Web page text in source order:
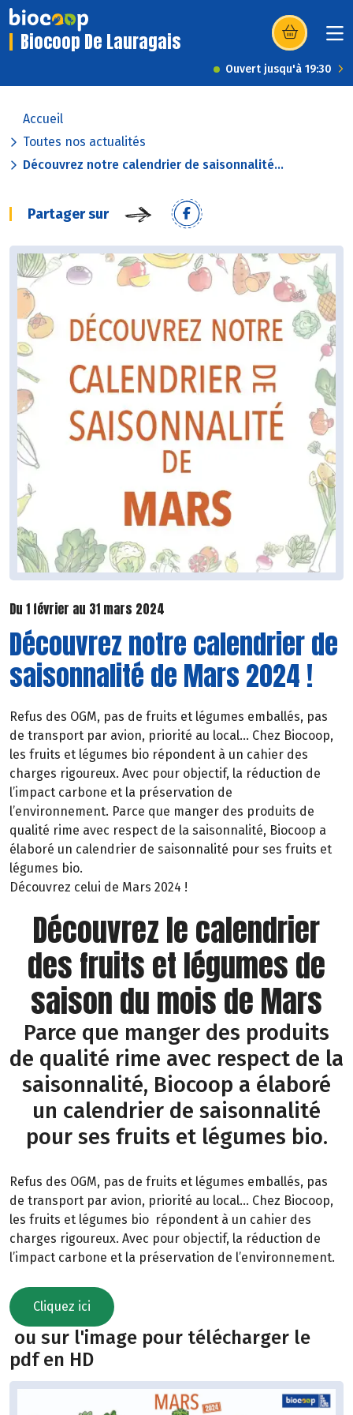
Biocoop De Lauragais (s’ouvre dans
Ouvert jusqu'à 19:30
Accueil
Toutes nos actualités
Découvrez notre calendrier de saisonnalité...
Partager sur
Du 1 février au 31 mars 2024
Découvrez notre calendrier de
saisonnalité de Mars 2024 !
Refus des OGM, pas de fruits et légumes emballés, pas
de transport par avion, priorité au local… Chez Biocoop,
les fruits et légumes bio répondent à un cahier des
charges rigoureux. Avec pour objectif, la réduction de
l’impact carbone et la préservation de
l’environnement. Parce que manger des produits de
qualité rime avec respect de la saisonnalité, Biocoop a
élaboré un calendrier de saisonnalité pour ses fruits et
légumes bio.
Découvrez celui de Mars 2024 !
Découvrez le calendrier
des fruits et légumes de
saison du mois de Mars
Parce que manger des produits
de qualité rime avec respect de la
saisonnalité, Biocoop a élaboré
un calendrier de saisonnalité
pour ses fruits et légumes bio.
Refus des OGM, pas de fruits et légumes emballés, pas
de transport par avion, priorité au local… Chez Biocoop,
les fruits et légumes bio répondent à un cahier des
charges rigoureux. Avec pour objectif, la réduction de
l’impact carbone et la préservation de l’environnement.
Cliquez ici
ou sur l'image pour télécharger le
pdf en HD